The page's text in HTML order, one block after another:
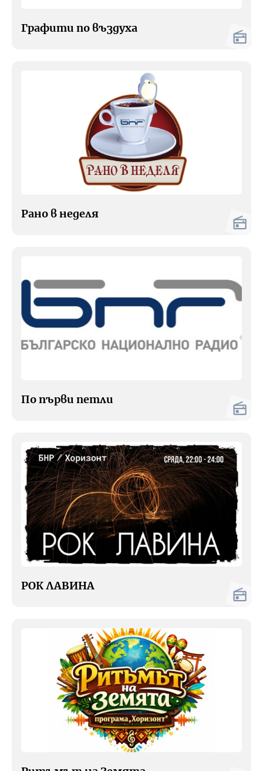
Графити по въздуха
Рано в неделя
По първи петли
РОК ЛАВИНА